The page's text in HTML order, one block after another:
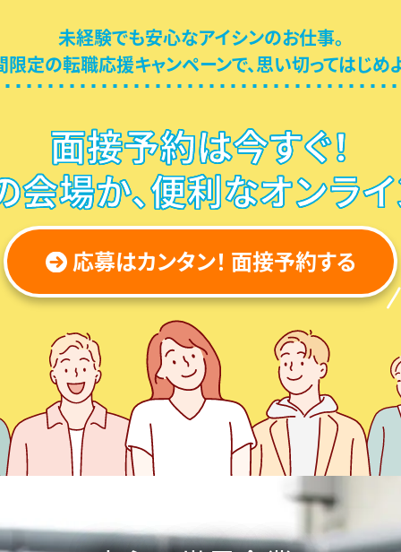
未経験でも安心なアイシンのお仕事。
限定の転職応援キャンペーンで、思い切ってはじめ
面接予約は今すぐ！
会場か、便利なオンライ
応募はカンタン！ 面接予約する